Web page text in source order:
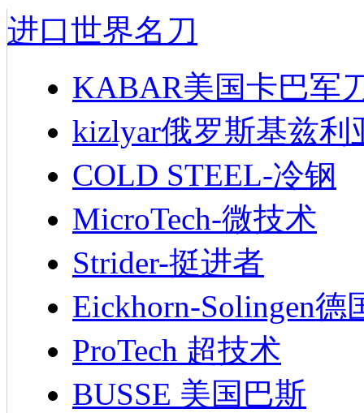
进口世界名刀
KABAR美国卡巴军
kizlyar俄罗斯基兹利
COLD STEEL-冷钢
MicroTech-微技术
Strider-挺进者
Eickhorn-Solingen德
ProTech 超技术
BUSSE 美国巴斯